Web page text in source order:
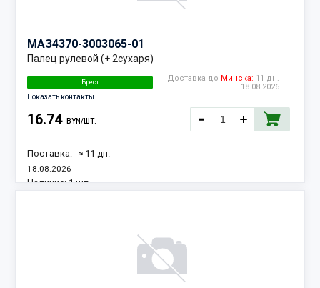
МАЗ4370-3003065-01
Палец рулевой (+ 2сухаря)
Брест
Показать контакты
Доставка до Минска: 11 дн.
18.08.2026
16.74 BYN/ШТ.
Поставка: ≈ 11 дн.
18.08.2026
Наличие: 1 шт.